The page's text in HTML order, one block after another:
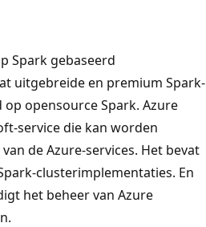
Spark gebaseerd
uitgebreide en premium Spark-
opensource Spark. Azure
service die kan worden
de Azure-services. Het bevat
clusterimplementaties. En
het beheer van Azure